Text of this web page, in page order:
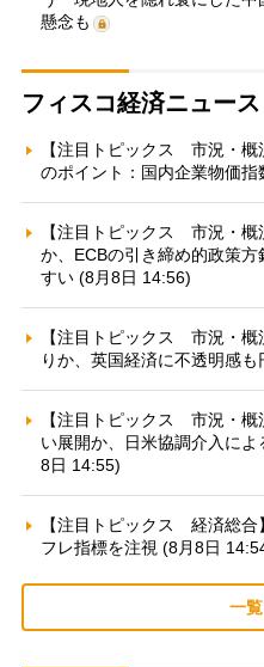
懸念も
フィスコ経済ニュース
【注目トピックス 市況・概
のポイント：国内企業物価
【注目トピックス 市況・
か、ECBの引き締め的政策
すい (8月8日 14:56)
【注目トピックス 市況・
りか、英国経済に不透明感
【注目トピックス 市況・
い展開か、日米協調介入に
8日 14:55)
【注目トピックス 経済総合
フレ指標を注視 (8月8日
一